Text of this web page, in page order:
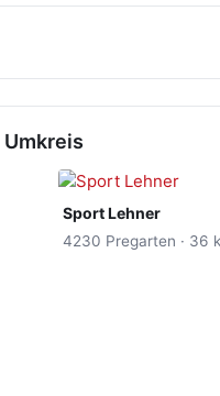
Sport Lehner
4230 Pregarten · 36